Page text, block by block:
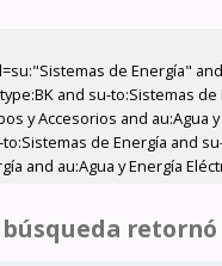
de Energía"
and su-to:Sistemas
y Accesorios and au:Agua
de Energía and
and au:Agua y Energía
búsqueda